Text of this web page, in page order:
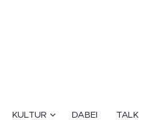
KULTUR DABEI TALK